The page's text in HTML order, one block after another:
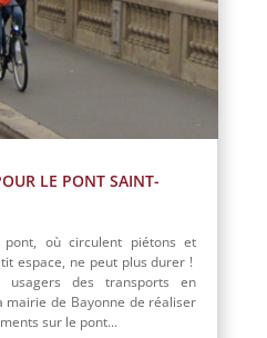
LE PONT SAINT-
où circulent piétons et
espace, ne peut plus durer !
usagers des transports en
mairie de Bayonne de réaliser
sur le pont...